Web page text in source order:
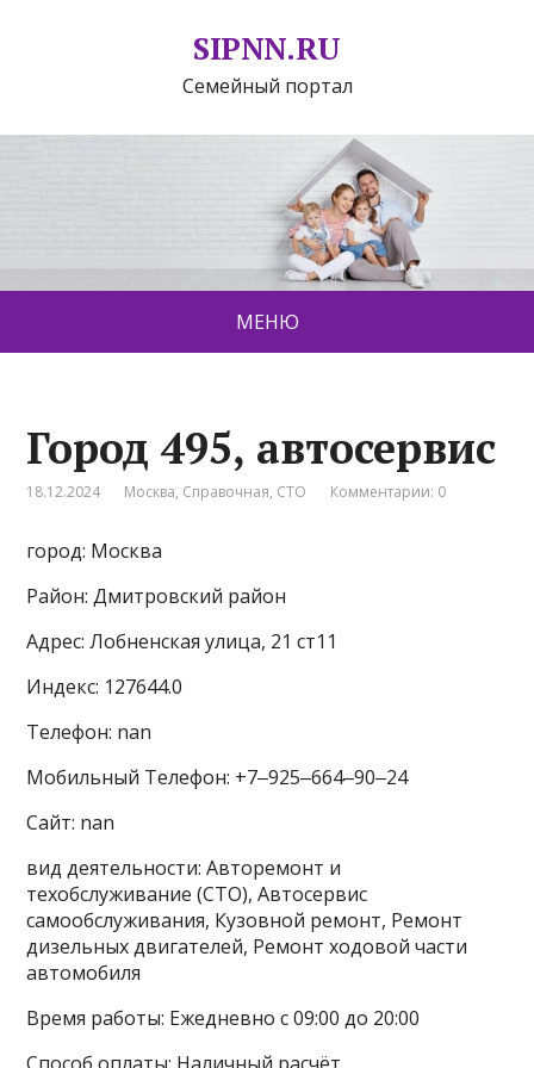
SIPNN.RU
Семейный портал
МЕНЮ
Город 495, автосервис
18.12.2024 Москва, Справочная, СТО Комментарии: 0
город: Москва
Район: Дмитровский район
Адрес: Лобненская улица, 21 ст11
Индекс: 127644.0
Телефон: nan
Мобильный Телефон: +7‒925‒664‒90‒24
Сайт: nan
вид деятельности: Авторемонт и
техобслуживание (СТО), Автосервис
самообслуживания, Кузовной ремонт, Ремонт
дизельных двигателей, Ремонт ходовой части
автомобиля
Время работы: Ежедневно с 09:00 до 20:00